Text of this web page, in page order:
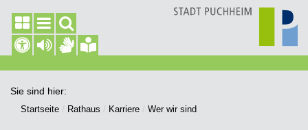
Sie sind hier:
Startseite Rathaus Karriere Wer wir sind